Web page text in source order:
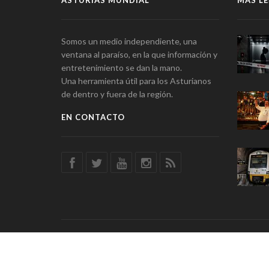
Somos un medio independiente, una
ventana al paraíso, en la que información y
entretenimiento se dan la mano.
Una herramienta útil para los Asturianos
de dentro y fuera de la región.
EN CONTACTO